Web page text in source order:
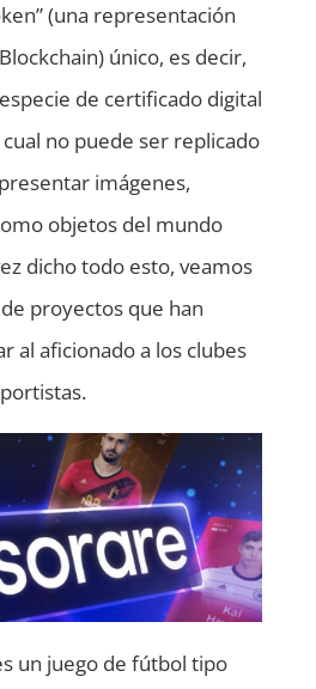
(una representación
único, es decir,
de certificado digital
no puede ser replicado
imágenes,
objetos del mundo
dicho todo esto, veamos
proyectos que han
al aficionado a los clubes
un juego de fútbol tipo